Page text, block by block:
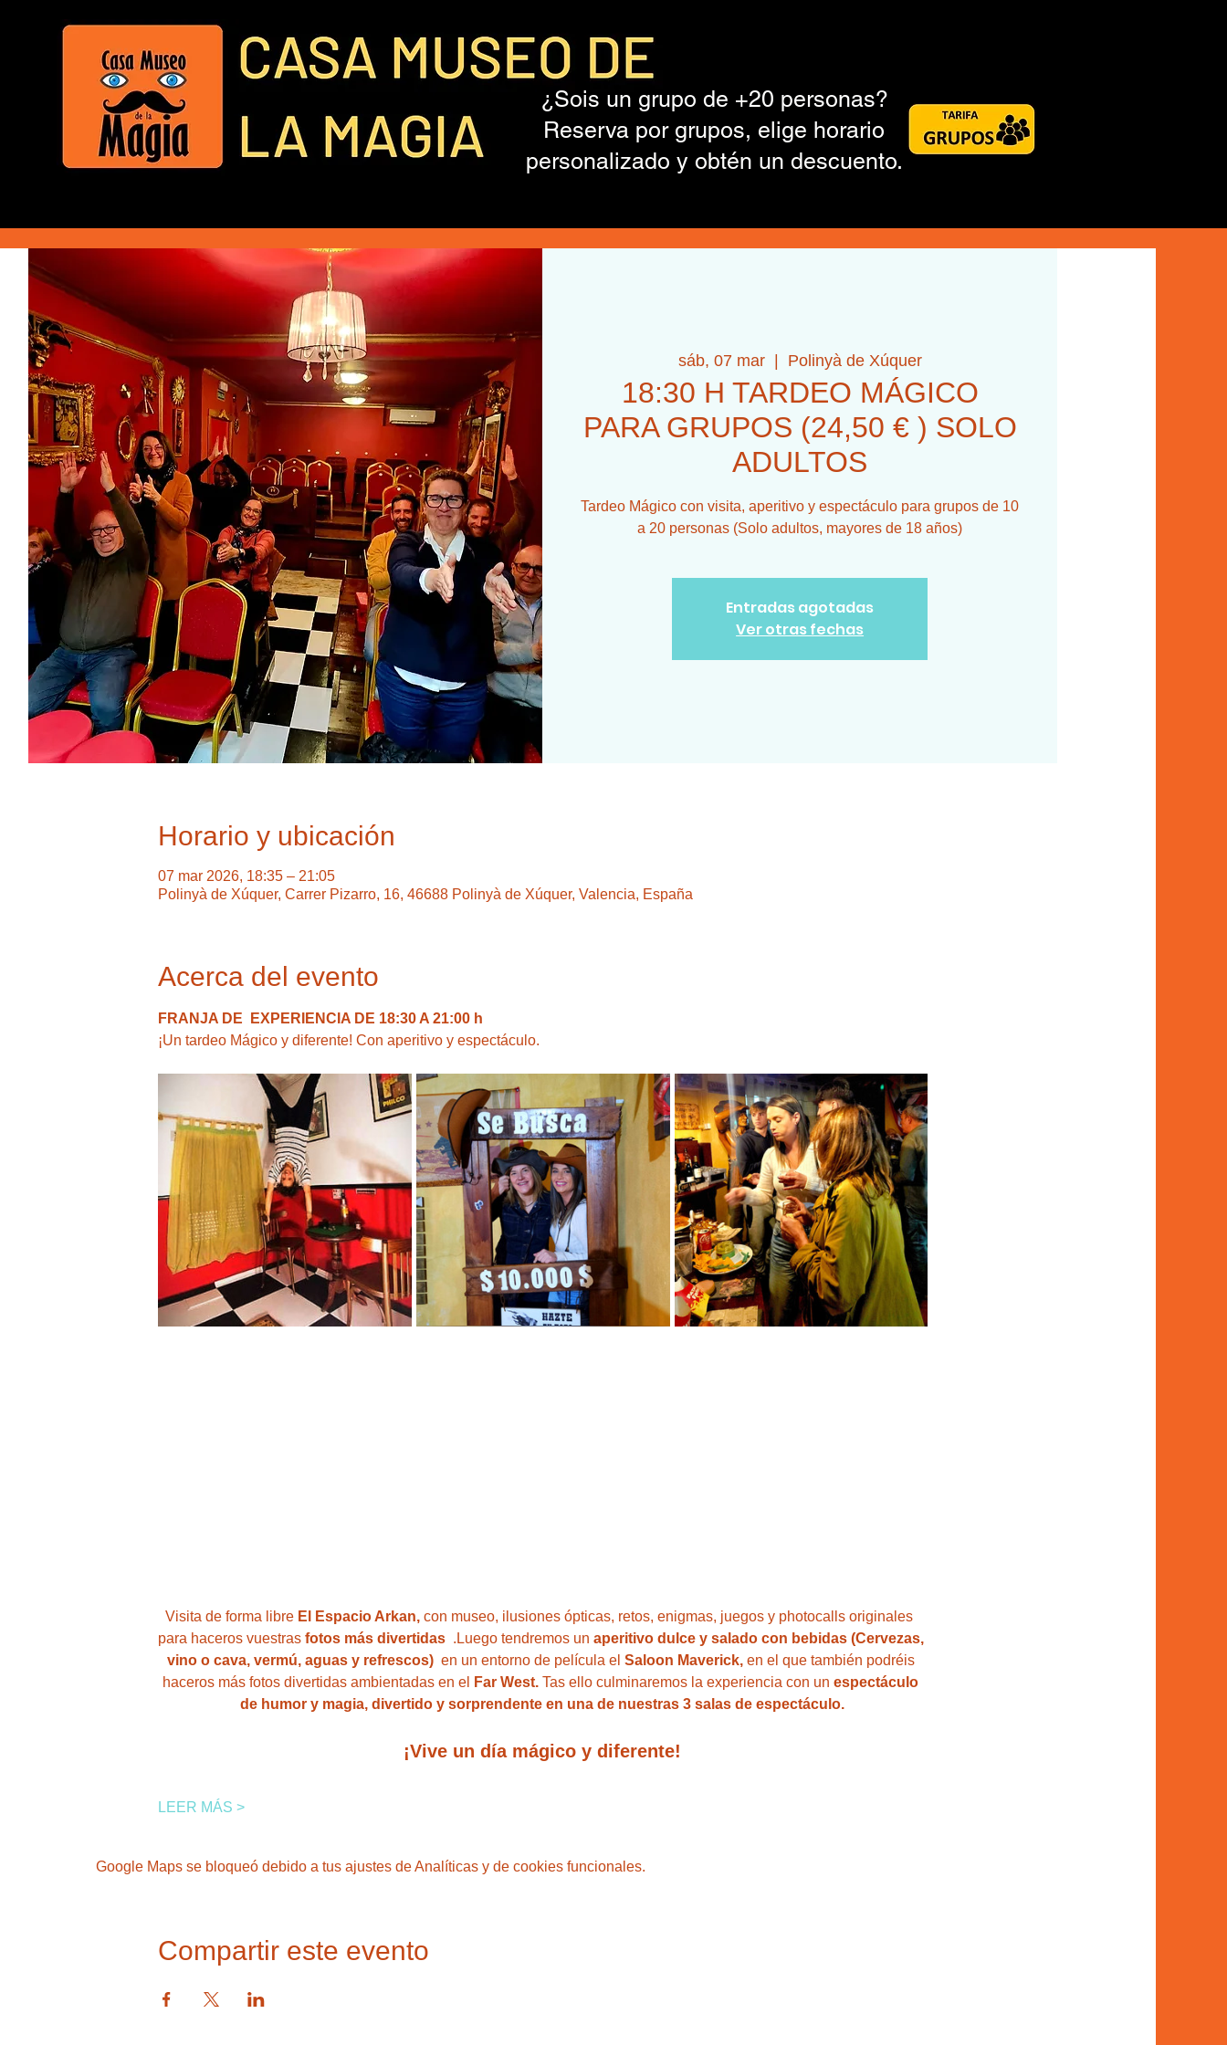
¿Sois un grupo de +20 personas?
Reserva por grupos, elige horario
personalizado y obtén un descuento.
sáb, 07 mar
  |
Polinyà de Xúquer
18:30 H TARDEO MÁGICO
PARA GRUPOS (24,50 € ) SOLO
ADULTOS
Tardeo Mágico con visita, aperitivo y espectáculo para grupos de 10
a 20 personas (Solo adultos, mayores de 18 años)
Entradas agotadas
Ver otras fechas
Horario y ubicación
07 mar 2026, 18:35 – 21:05
Polinyà de Xúquer, Carrer Pizarro, 16, 46688 Polinyà de Xúquer, Valencia, España
Acerca del evento
FRANJA DE  EXPERIENCIA DE 18:30 A 21:00 h
¡Un tardeo Mágico y diferente! Con aperitivo y espectáculo.
Visita de forma libre El Espacio Arkan, con museo, ilusiones ópticas, retos, enigmas, juegos y photocalls originales
para haceros vuestras fotos más divertidas .Luego tendremos un aperitivo dulce y salado con bebidas (Cervezas,
vino o cava, vermú, aguas y refrescos) en un entorno de película el Saloon Maverick, en el que también podréis
haceros más fotos divertidas ambientadas en el
Far West. Tas ello culminaremos la experiencia con un espectáculo
de humor y magia, divertido y sorprendente en una de nuestras 3 salas de espectáculo.
¡Vive un día mágico y diferente!
LEER MÁS >
Google Maps se bloqueó debido a tus ajustes de Analíticas y de cookies funcionales.
Compartir este evento